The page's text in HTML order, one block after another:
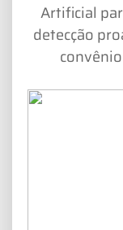
Artificial
detecção